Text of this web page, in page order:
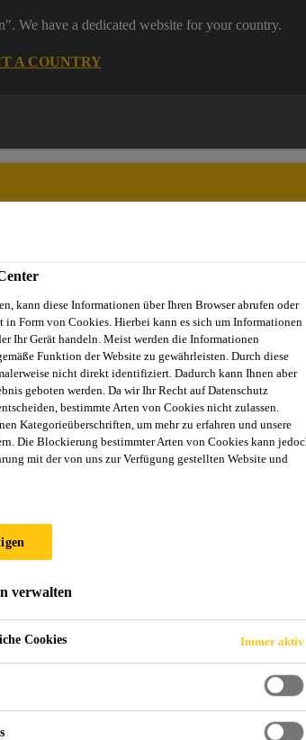
We have a dedicated website for your country.
A COUNTRY
Betoninstandsetzung Reprofiliermörtel
MonoTop®-
mit
1-komponentiger, faserverstärkter,
CO 2 -Fußabdruck, für Schichtstärken von 5
und maschinell gut verarbeitbar
Rezeptur
kann diese Informationen über Ihren Browser abrufen oder
in Form von Cookies. Hierbei kann es sich um Informationen
Ihr Gerät handeln. Meist werden die Informationen
Funktion der Website zu gewährleisten. Durch diese
nicht direkt identifiziert. Dadurch kann Ihnen aber
geboten werden. Da wir Ihr Recht auf Datenschutz
bestimmte Arten von Cookies nicht zulassen.
Kategorieüberschriften, um mehr zu erfahren und unsere
Die Blockierung bestimmter Arten von Cookies kann
mit der von uns zur Verfügung gestellten Website und
verwalten
Cookies Immer aktiv